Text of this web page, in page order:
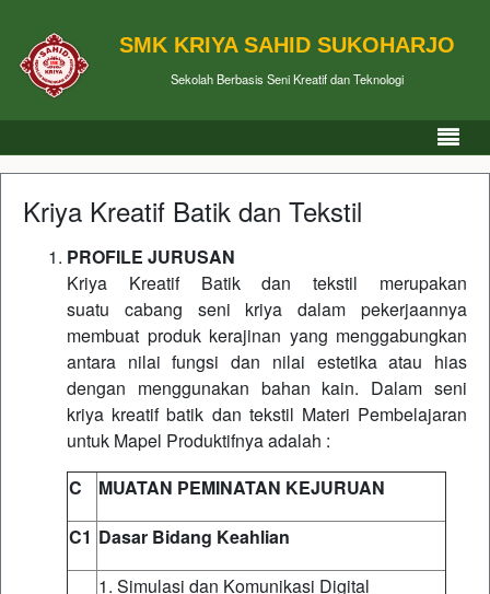
SMK KRIYA SAHID SUKOHARJO
Sekolah Berbasis Seni Kreatif dan Teknologi
Kriya Kreatif Batik dan Tekstil
PROFILE JURUSAN
Kriya Kreatif Batik dan tekstil merupakan
suatu cabang seni kriya dalam pekerjaannya
membuat produk kerajinan yang menggabungkan
antara nilai fungsi dan nilai estetika atau hias
dengan menggunakan bahan kain. Dalam seni
kriya kreatif batik dan tekstil Materi Pembelajaran
untuk Mapel Produktifnya adalah :
C
MUATAN PEMINATAN KEJURUAN
C1 Dasar Bidang Keahlian
1. Simulasi dan Komunikasi Digital